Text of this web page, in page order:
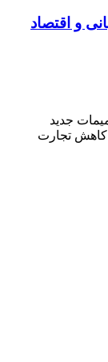
و اقتصاد
جدید
کاهش تجارت